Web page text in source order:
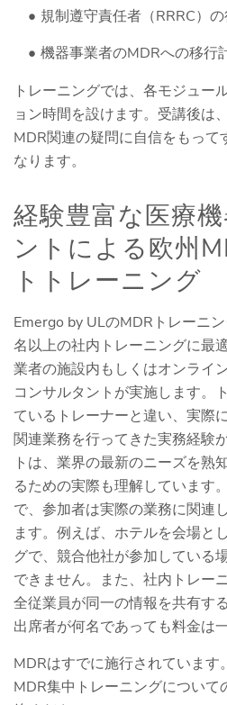
規制遵守責任者（RRRC）
機器事業者のMDRへの移行
トレーニングでは、各モジュー
ョン時間を設けます。受講後は
MDR関連の疑問に自信をもって
なります。
経験豊富な医療
ントによる欧州
トトレーニング
Emergo by ULのMDRトレーニ
名以上の社内トレーニングに最
業者の施設内もしくはオンライ
コンサルタントが実施します。
ているトレーナーと違い、実際
関連業務を行ってきた実務経験
トは、業界の最新のニーズを熟
るための実際も理解しています
で、参加者は実際の業務に関連
ます。例えば、ホテルを会場と
グで、競合他社が参加している
できません。また、社内トレー
全従業員が同一の情報を共有す
出席者が何名であっても料金は一
MDRはすでに施行されています
MDR集中トレーニングについて